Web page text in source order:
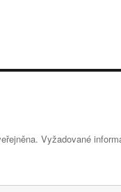
Vyžadované